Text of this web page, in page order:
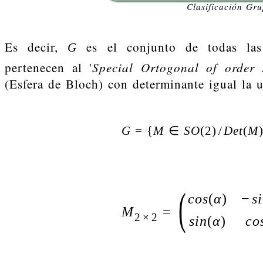
Clasificación
Es decir, G
es el conjunto de todas
pertenecen al 'Special Ortogonal of order
(Esfera de Bloch) con determinante igual la
G = {M ∈ SO(2) /Det(M
M2 × 2 = (cos(α) −si
sin(α) co